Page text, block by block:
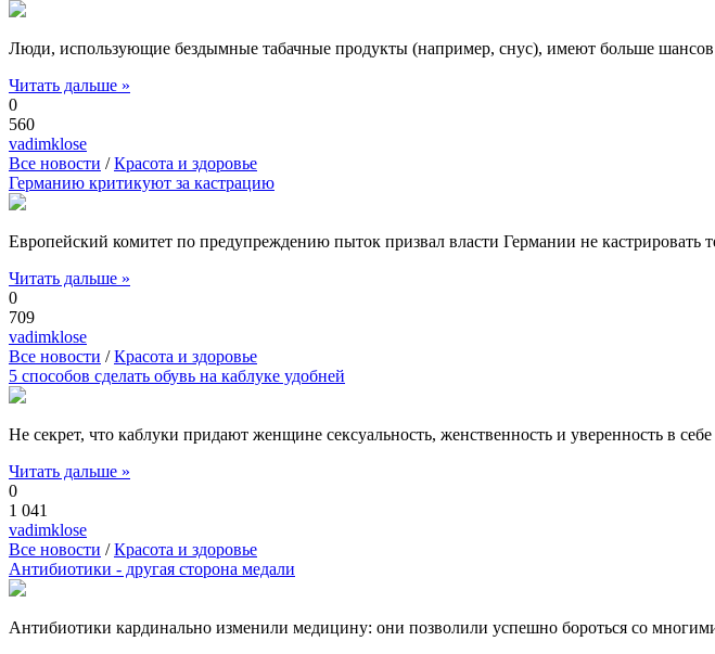
Люди, использующие бездымные табачные продукты (например, снус), имеют больше
Читать дальше »
0
560
vadimklose
Все новости /Красота и здоровье
Германию критикуют за кастрацию
Европейский комитет по предупреждению пыток призвал власти Германии не кастрировать
Читать дальше »
0
709
vadimklose
Все новости /Красота и здоровье
5 способов сделать обувь на каблуке удобней
Не секрет, что каблуки придают женщине сексуальность, женственность и уверенность в
Читать дальше »
0
1 041
vadimklose
Все новости /Красота и здоровье
Антибиотики - другая сторона медали
Антибиотики кардинально изменили медицину: они позволили успешно бороться со